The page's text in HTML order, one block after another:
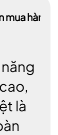
hàng
là